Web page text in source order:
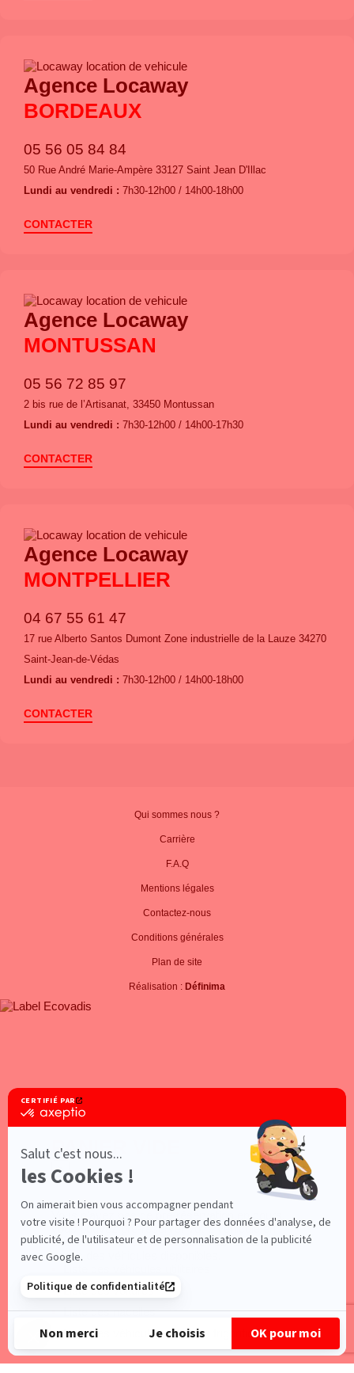
Agence Locaway
BORDEAUX
05 56 05 84 84
50 Rue André Marie-Ampère 33127 Saint Jean D'Illac
Lundi au vendredi : 7h30-12h00 / 14h00-18h00
CONTACTER
Agence Locaway
MONTUSSAN
05 56 72 85 97
2 bis rue de l’Artisanat, 33450 Montussan
Lundi au vendredi : 7h30-12h00 / 14h00-17h30
CONTACTER
Agence Locaway
MONTPELLIER
04 67 55 61 47
17 rue Alberto Santos Dumont Zone industrielle de la Lauze 34270
Saint-Jean-de-Védas
Lundi au vendredi : 7h30-12h00 / 14h00-18h00
CONTACTER
Qui sommes nous ?
Carrière
F.A.Q
Mentions légales
Contactez-nous
Conditions générales
Plan de site
Réalisation : Définima
PANIER VIDE
×
Vous n'avez pas de pré-réservation en cours,
vous pouvez pré-réserver votre véhicule en
effectuant une rechercheou en consultant les
pages des véhicules disponibles.
Liste des voitures
Liste des nacelles
Liste des véhicules utilitaires frigorifiques